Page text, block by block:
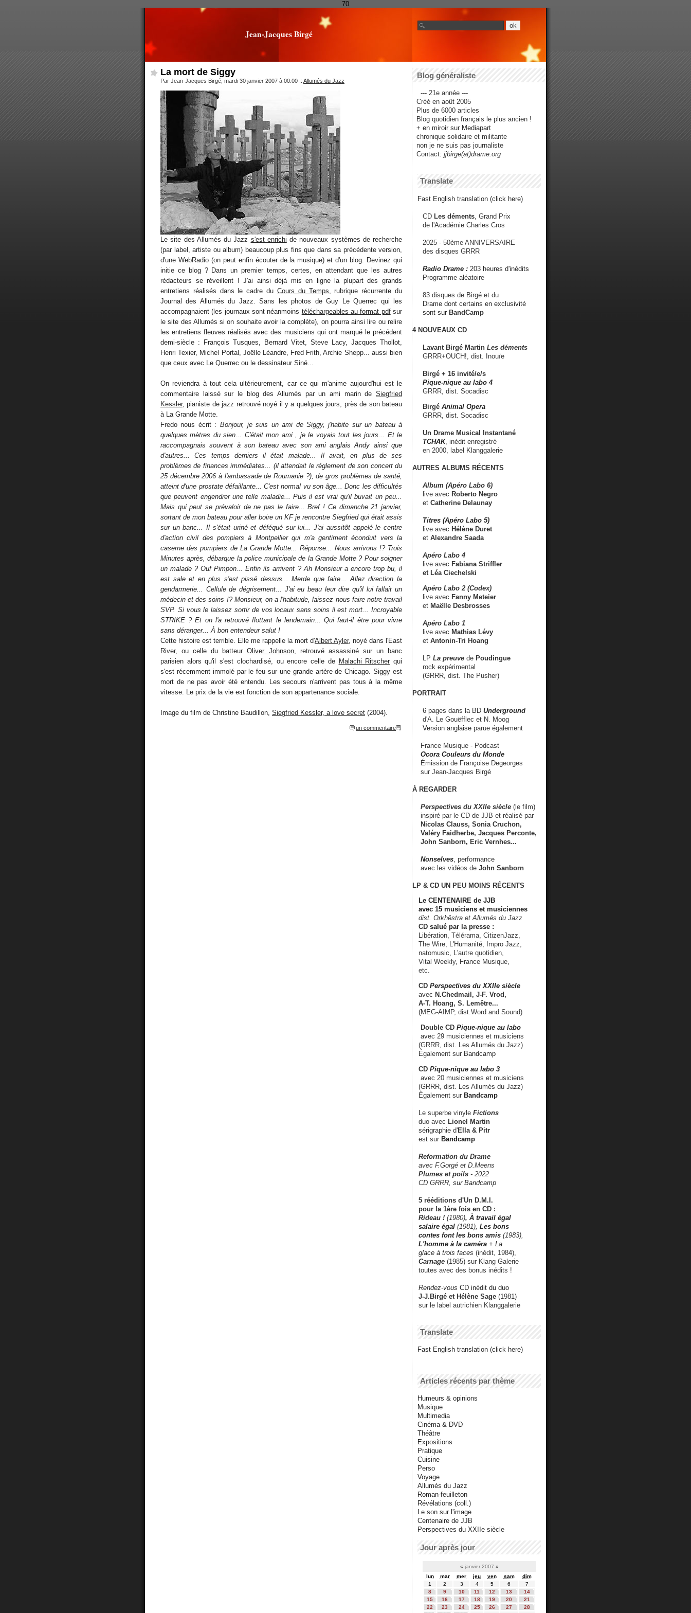
70
Jean-Jacques Birgé
La mort de Siggy
Par Jean-Jacques Birgé, mardi 30 janvier 2007 à 00:00 :: Allumés du Jazz
Le site des Allumés du Jazz s'est enrichi de nouveaux systèmes de recherche
(par label, artiste ou album) beaucoup plus fins que dans sa précédente version,
d'une WebRadio (on peut enfin écouter de la musique) et d'un blog. Devinez qui
initie ce blog ? Dans un premier temps, certes, en attendant que les autres
rédacteurs se réveillent ! J'ai ainsi déjà mis en ligne la plupart des grands
entretiens réalisés dans le cadre du Cours du Temps , rubrique récurrente du
Journal des Allumés du Jazz. Sans les photos de Guy Le Querrec qui les
accompagnaient (les journaux sont néanmoins téléchargeables au format pdfsur
le site des Allumés si on souhaite avoir la complète), on pourra ainsi lire ou relire
les entretiens fleuves réalisés avec des musiciens qui ont marqué le précédent
demi-siècle : François Tusques, Bernard Vitet, Steve Lacy, Jacques Thollot,
Henri Texier, Michel Portal, Joëlle Léandre, Fred Frith, Archie Shepp... aussi bien
que ceux avec Le Querrec ou le dessinateur Siné...
On reviendra à tout cela ultérieurement, car ce qui m'anime aujourd'hui est le
commentaire laissé sur le blog des Allumés par un ami marin de Siegfried
Kessler, pianiste de jazz retrouvé noyé il y a quelques jours, près de son bateau
à La Grande Motte.
Fredo nous écrit : Bonjour, je suis un ami de Siggy, j'habite sur un bateau à
quelques mètres du sien... C'était mon ami , je le voyais tout les jours... Et le
raccompagnais souvent à son bateau avec son ami anglais Andy ainsi que
d'autres... Ces temps derniers il était malade... Il avait, en plus de ses
problèmes de finances immédiates... (il attendait le réglement de son concert du
25 décembre 2006 à l'ambassade de Roumanie ?), de gros problèmes de santé,
atteint d'une prostate défaillante... C'est normal vu son âge... Donc les difficultés
que peuvent engendrer une telle maladie... Puis il est vrai qu'il buvait un peu...
Mais qui peut se prévaloir de ne pas le faire... Bref ! Ce dimanche 21 janvier,
sortant de mon bateau pour aller boire un KF je rencontre Siegfried qui était assis
sur un banc... Il s'était uriné et déféqué sur lui... J'ai aussitôt appelé le centre
d'action civil des pompiers à Montpellier qui m'a gentiment éconduit vers la
caserne des pompiers de La Grande Motte... Réponse:.. Nous arrivons !? Trois
Minutes après, débarque la police municipale de la Grande Motte ? Pour soigner
un malade ? Ouf Pimpon... Enfin ils arrivent ? Ah Monsieur a encore trop bu, il
est sale et en plus s'est pissé dessus... Merde que faire... Allez direction la
gendarmerie... Cellule de dégrisement... J'ai eu beau leur dire qu'il lui fallait un
médecin et des soins !? Monsieur, on a l'habitude, laissez nous faire notre travail
SVP. Si vous le laissez sortir de vos locaux sans soins il est mort... Incroyable
STRIKE ? Et on l'a retrouvé flottant le lendemain... Qui faut-il être pour vivre
sans déranger... À bon entendeur salut !
Cette histoire est terrible. Elle me rappelle la mort d'Albert Ayler, noyé dans l'East
River, ou celle du batteurOliver Johnson, retrouvé assassiné sur un banc
parisien alors qu'il s'est clochardisé, ou encore celle de Malachi Ritscher qui
s'est récemment immolé par le feu sur une grande artère de Chicago. Siggy est
mort de ne pas avoir été entendu. Les secours n'arrivent pas tous à la même
vitesse. Le prix de la vie est fonction de son appartenance sociale.
Image du film de Christine Baudillon, Siegfried Kessler, a love secret (2004).
un commentaire
Blog généraliste
--- 21e année ---
Créé en août 2005
Plus de 6000 articles
Blog quotidien français le plus ancien !
+ en miroir sur Mediapart
chronique solidaire et militante
non je ne suis pas journaliste
Contact: jjbirge(at)drame.org
Translate
Fast English translation (click here)
CD Les déments , Grand Prix
de l'Académie Charles Cros
2025 - 50ème ANNIVERSAIRE
des disques GRRR
Radio Drame : 203 heures d'inédits
Programme aléatoire
83 disques de Birgé et du
Drame dont certains en exclusivité
sont sur BandCamp
4 NOUVEAUX CD
Lavant Birgé Martin Les déments
GRRR+OUCH!, dist. Inouïe
Birgé + 16 invité/e/s
Pique-nique au labo 4
GRRR, dist. Socadisc
Birgé Animal Opera
GRRR, dist. Socadisc
Un Drame Musical Instantané
TCHAK, inédit enregistré
en 2000, label Klanggalerie
AUTRES ALBUMS RÉCENTS
Album (Apéro Labo 6)
live avec Roberto Negro
et Catherine Delaunay
Titres (Apéro Labo 5)
live avec Hélène Duret
et Alexandre Saada
Apéro Labo 4
live avec Fabiana Striffler
et Léa Ciechelski
Apéro Labo 2 (Codex)
live avec Fanny Meteier
et Maëlle Desbrosses
Apéro Labo 1
live avec Mathias Lévy
et Antonin-Tri Hoang
LP La preuve de Poudingue
rock expérimental
(GRRR, dist. The Pusher)
PORTRAIT
6 pages dans la BD Underground
d'A. Le Gouëfflec et N. Moog
Version anglaise parue également
France Musique - Podcast
Ocora Couleurs du Monde
Émission de Françoise Degeorges
sur Jean-Jacques Birgé
À REGARDER
Perspectives du XXIIe siècle (le film)
inspiré par le CD de JJB et réalisé par
Nicolas Clauss, Sonia Cruchon,
Valéry Faidherbe, Jacques Perconte,
John Sanborn, Eric Vernhes...
Nonselves , performance
avec les vidéos de John Sanborn
LP & CD UN PEU MOINS RÉCENTS
Le CENTENAIRE de JJB
avec 15 musiciens et musiciennes
dist. Orkhêstra et Allumés du Jazz
CD salué par la presse :
Libération, Télérama, CitizenJazz,
The Wire, L'Humanité, Impro Jazz,
natomusic, L'autre quotidien,
Vital Weekly, France Musique,
etc.
CD Perspectives du XXIIe siècle
avec N.Chedmail, J-F. Vrod,
A-T. Hoang, S. Lemêtre...
(MEG-AIMP, dist.Word and Sound)
Double CD Pique-nique au labo
avec 29 musiciennes et musiciens
(GRRR, dist. Les Allumés du Jazz)
Également sur Bandcamp
CD Pique-nique au labo 3
avec 20 musiciennes et musiciens
(GRRR, dist. Les Allumés du Jazz)
Également sur Bandcamp
Le superbe vinyle Fictions
duo avec Lionel Martin
sérigraphie d'Ella & Pitr
est sur Bandcamp
Reformation du Drame
avec F.Gorgé et D.Meens
Plumes et poils - 2022
CD GRRR, sur Bandcamp
5 rééditions d'Un D.M.I.
pour la 1ère fois en CD :
Rideau ! (1980), À travail égal
salaire égal (1981), Les bons
contes font les bons amis (1983),
L'homme à la caméra + La
glace à trois faces (inédit, 1984),
Carnage (1985) sur Klang Galerie
toutes avec des bonus inédits !
Rendez-vous CD inédit du duo
J-J.Birgé et Hélène Sage (1981)
sur le label autrichien Klanggalerie
Translate
Fast English translation (click here)
Articles récents par thème
Humeurs & opinions
Musique
Multimedia
Cinéma & DVD
Théâtre
Expositions
Pratique
Cuisine
Perso
Voyage
Allumés du Jazz
Roman-feuilleton
Révélations (coll.)
Le son sur l'image
Centenaire de JJB
Perspectives du XXIIe siècle
Jour après jour
« janvier 2007 »
lun
mar mer jeu ven sam
dim
1
2 3 4 5 6
7
8
9 10 11 12 13
14
15
16 17 18 19 20
21
22
23 24 25 26 27
28